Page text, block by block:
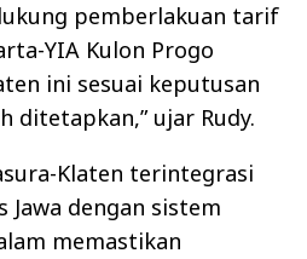
pemberlakuan tarif
YIA Kulon Progo
ini sesuai keputusan
ditetapkan,” ujar Rudy.
Klaten terintegrasi
Jawa dengan sistem
memastikan